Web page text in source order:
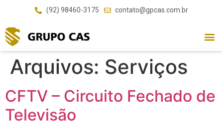
(92) 98460-3175 contato@gpcas.com.br
Arquivos: Serviços
CFTV – Circuito Fechado de
Televisão